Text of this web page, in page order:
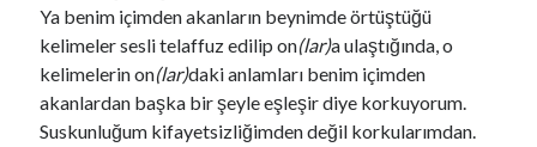
Ya benim içimden akanların beynimde örtüştüğü
kelimeler sesli telaffuz edilip on(lar)a ulaştığında, o
kelimelerin on(lar)daki anlamları benim içimden
akanlardan başka bir şeyle eşleşir diye korkuyorum.
Suskunluğum kifayetsizliğimden değil korkularımdan.